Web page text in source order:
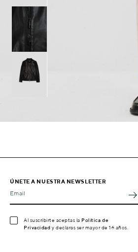
ÚNETE A NUESTRA NEWSLETTER
Email
Al suscribirte aceptas la Política de
Privacidad y declaras ser mayor de 16 años.